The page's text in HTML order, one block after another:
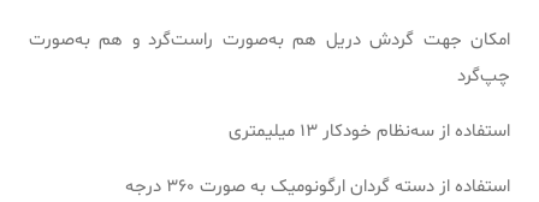
امکان جهت گردش دریل هم به‌صورت راست‌گرد و هم به‌صورت
چپ‌گرد
استفاده از سه‌نظام خودکار 13 میلیمتری
استفاده از دسته گردان ارگونومیک به صورت 360 درجه